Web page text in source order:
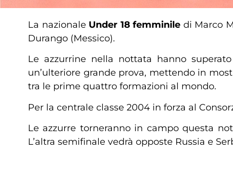
La nazionale Under 18 femminile di Marco
Durango (Messico).
Le azzurrine nella nottata hanno
un’ulteriore grande prova, mettendo in
tra le prime quattro formazioni al mondo.
Per la centrale classe 2004 in forza al
Le azzurre torneranno in campo questa
L’altra semifinale vedrà opposte Russia e